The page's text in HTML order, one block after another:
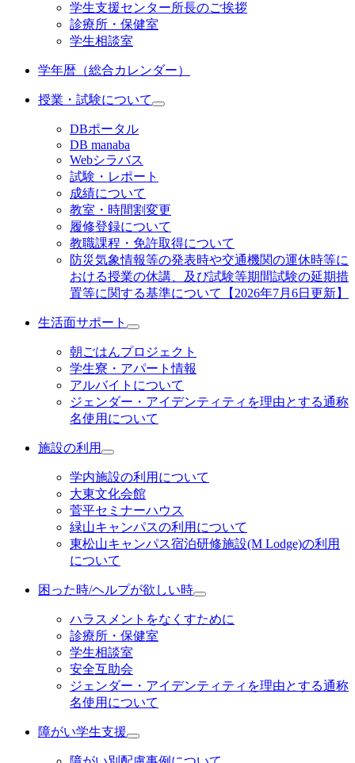
学生支援センター所長のご挨拶
診療所・保健室
学生相談室
学年暦（総合カレンダー）
授業・試験について
DBポータル
DB manaba
Webシラバス
試験・レポート
成績について
教室・時間割変更
履修登録について
教職課程・免許取得について
防災気象情報等の発表時や交通機関の運休時等に
おける授業の休講、及び試験等期間試験の延期措
置等に関する基準について【2026年7月6日更新】
生活面サポート
朝ごはんプロジェクト
学生寮・アパート情報
アルバイトについて
ジェンダー・アイデンティティを理由とする通称
名使用について
施設の利用
学内施設の利用について
大東文化会館
菅平セミナーハウス
緑山キャンパスの利用について
東松山キャンパス宿泊研修施設(M Lodge)の利用
について
困った時/ヘルプが欲しい時
ハラスメントをなくすために
診療所・保健室
学生相談室
安全互助会
ジェンダー・アイデンティティを理由とする通称
名使用について
障がい学生支援